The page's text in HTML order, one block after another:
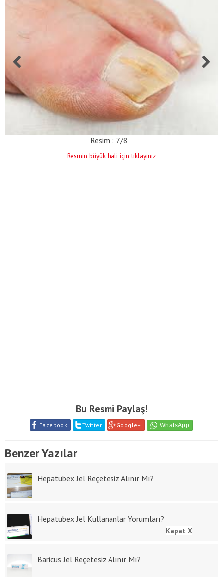
Resim : 7/8
Resmin büyük hali için tıklayınız
Bu Resmi Paylaş!
Facebook Twitter Google+
Benzer Yazılar
Hepatubex Jel Reçetesiz Alınır Mı?
Hepatubex Jel Kullananlar Yorumları?
Baricus Jel Reçetesiz Alınır Mı?
Kapat X